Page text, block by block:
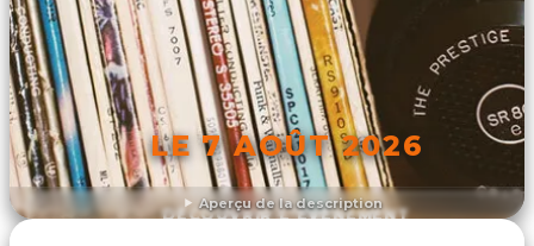
Aperçu de la description
LE 7 AOÛT 2026
DÉCOUVRIR L'ÉVÉNEMENT